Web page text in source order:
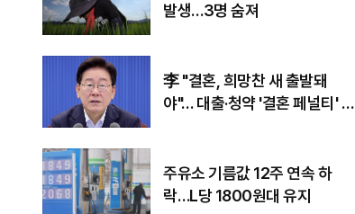
발생…3명 숨져
李 "결혼, 희망찬 새 출발돼
야"… 대출·청약 '결혼 페널티' 손
주유소 기름값 12주 연속 하
락…L당 1800원대 유지